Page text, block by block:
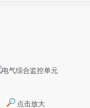
点击放大